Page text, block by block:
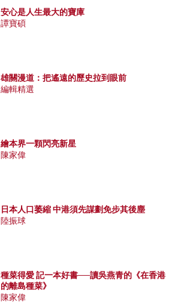
安心是人生最大的寶庫
譚寶碩
雄關漫道：把遙遠的歷史拉到眼前
編輯精選
繪本界一顆閃亮新星
陳家偉
日本人口萎縮 中港須先謀劃免步其後塵
陸振球
種菜得愛 記一本好書──讀吳燕青的《在香港
的離島種菜》
陳家偉